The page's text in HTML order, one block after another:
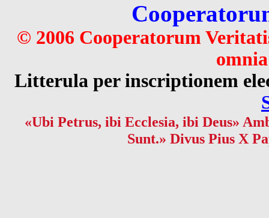
© 2006 Cooperatorum
Litterula per inscriptionem
«Ubi Petrus, ibi Ecclesia, ibi Deus»
Sunt.» Divus Pius X